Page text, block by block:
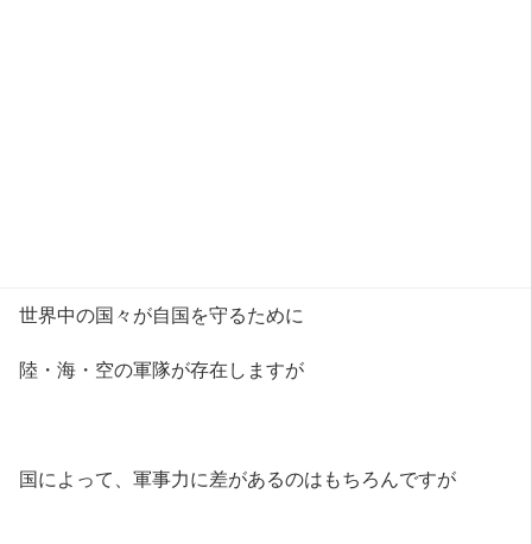
世界中の国々が自国を守るために
陸・海・空の軍隊が存在しますが
国によって、軍事力に差があるのはもちろんですが